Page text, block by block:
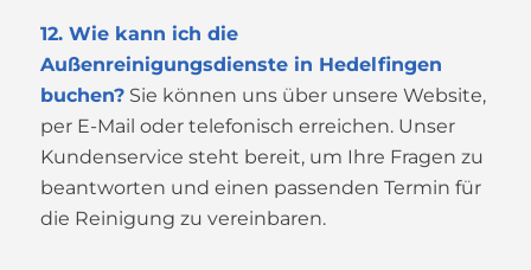
12. Wie kann ich die
Außenreinigungsdienste in Hedelfingen
buchen?Sie können uns über unsere Website,
per E-Mail oder telefonisch erreichen. Unser
Kundenservice steht bereit, um Ihre Fragen zu
beantworten und einen passenden Termin für
die Reinigung zu vereinbaren.